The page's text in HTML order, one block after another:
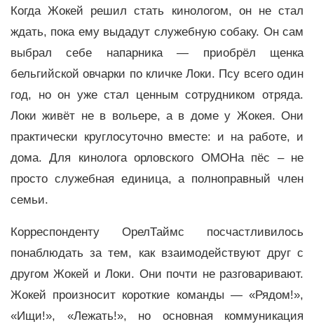
Когда Жокей решил стать кинологом, он не стал
ждать, пока ему выдадут служебную собаку. Он сам
выбрал себе напарника — приобрёл щенка
бельгийской овчарки по кличке Локи. Псу всего один
год, но он уже стал ценным сотрудником отряда.
Локи живёт не в вольере, а в доме у Жокея. Они
практически круглосуточно вместе: и на работе, и
дома. Для кинолога орловского ОМОНа пёс – не
просто служебная единица, а полноправный член
семьи.
Корреспонденту ОрелТаймс посчастливилось
понаблюдать за тем, как взаимодействуют друг с
другом Жокей и Локи. Они почти не разговаривают.
Жокей произносит короткие команды — «Рядом!»,
«Ищи!», «Лежать!», но основная коммуникация